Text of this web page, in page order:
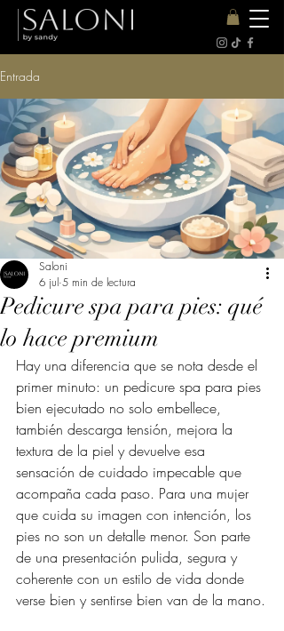
Entrada
Pedicure spa para pies: qué
lo hace premium
Saloni
6 jul 5 min de lectura
Hay una diferencia que se nota desde el
primer minuto: un pedicure spa para pies
bien ejecutado no solo embellece,
también descarga tensión, mejora la
textura de la piel y devuelve esa
sensación de cuidado impecable que
acompaña cada paso. Para una mujer
que cuida su imagen con intención, los
pies no son un detalle menor. Son parte
de una presentación pulida, segura y
coherente con un estilo de vida donde
verse bien y sentirse bien van de la mano.